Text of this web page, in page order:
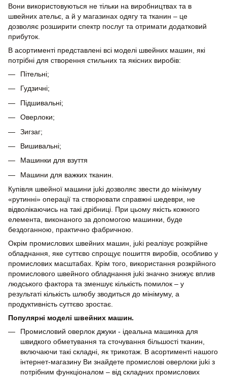
Вони використовуються не тільки на виробництвах та в
швейних ательє, а й у магазинах одягу та тканин – це
дозволяє розширити спектр послуг та отримати додатковий
прибуток.
В асортименті представлені всі моделі швейних машин, які
потрібні для створення стильних та якісних виробів:
Пітельні;
Гудзичні;
Підшивальні;
Оверлоки;
Зигзаг;
Вишивальні;
Машинки для взуття
Машини для важких тканин.
Купівля швейної машини juki дозволяє звести до мінімуму
«рутинні» операції та створювати справжні шедеври, не
відволікаючись на такі дрібниці. При цьому якість кожного
елемента, виконаного за допомогою машинки, буде
бездоганною, практично фабричною.
Окрім промислових швейних машин, juki реалізує розкрійне
обладнання, яке суттєво спрощує пошиття виробів, особливо у
промислових масштабах. Крім того, використання розкрійного
промислового швейного обладнання juki значно знижує вплив
людського фактора та зменшує кількість помилок – у
результаті кількість шлюбу зводиться до мінімуму, а
продуктивність суттєво зростає.
Популярні моделі швейних машин.
Промисловий оверлок джуки - ідеальна машинка для
швидкого обметування та сточування більшості тканин,
включаючи такі складні, як трикотаж. В асортименті нашого
інтернет-магазину Ви знайдете промислові оверлоки juki з
потрібним функціоналом – від складних промислових